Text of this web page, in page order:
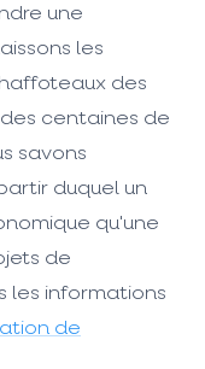
une
les
des
centaines de
savons
duquel un
qu'une
de
les informations
de